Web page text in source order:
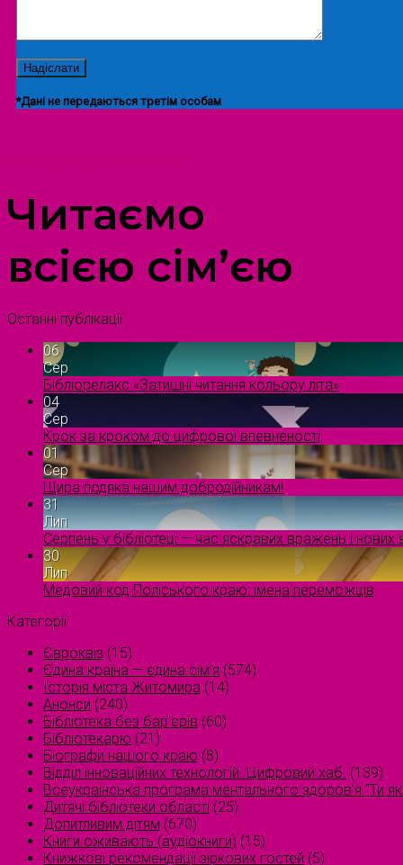
*Дані не передаються третім особам
Читаємо
всією сім’єю
Останні публікації
06
Сер
Бібліорелакс «Затишні читання кольору літа»
04
Сер
Крок за кроком до цифрової впевненості
01
Сер
Щира подяка нашим добродійникам!
31
Лип
Серпень у бібліотеці — час яскравих вражень і нових
30
Лип
Медовий код Поліського краю: імена переможців
Категорії
Євроквіз (15)
Єдина країна — єдина сім’я (574)
Історія міста Житомира (14)
Анонси (240)
Бібліотека без бар'єрів (60)
Бібліотекарю (21)
Біографи нашого краю (8)
Відділ інноваційних технологій. Цифровий хаб. (139)
Всеукраїнська програма ментального здоров'я "Ти
Дитячі бібліотеки області (25)
Допитливим дітям (670)
Книги оживають (аудіокниги) (15)
Книжкові рекомендації зіркових гостей (5)